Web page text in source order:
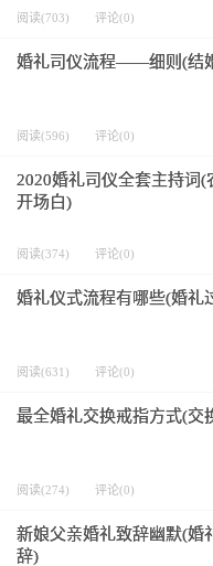
房门前，设一张供桌，上
郎、新娘就位后
阅读(703) 评论(0)
婚礼司仪流程——细则(结
阅读(596) 评论(0)
2020婚礼司仪全套主持词(
开场白)
阅读(374) 评论(0)
婚礼仪式流程有哪些(婚礼
阅读(631) 评论(0)
最全婚礼交换戒指方式(交
阅读(274) 评论(0)
新娘父亲婚礼致辞幽默(婚
辞)